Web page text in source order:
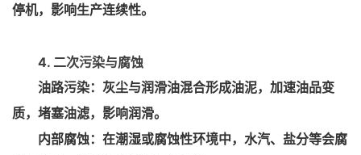
停机，影响生产连续性。
4. 二次污染与腐蚀
油路污染：灰尘与润滑油混合形成油泥，加速油品变
质，堵塞油滤，影响润滑。
内部腐蚀：在潮湿或腐蚀性环境中，水汽、盐分等会腐